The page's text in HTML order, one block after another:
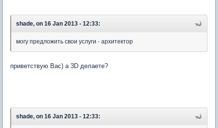
shade, on 16 Jan 2013 - 12:33:
могу предложить свои услуги - архитектор
приветствую Вас) а 3D делаете?
shade, on 16 Jan 2013 - 12:33: